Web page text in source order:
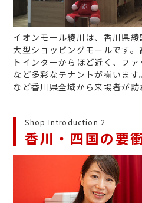
イオンモール綾川は、香川県
大型ショッピングモールです
トインターからほど近く、フ
など多彩なテナントが揃いま
など香川県全域から来場者が訪
Shop Introduction 2
香川・四国の要